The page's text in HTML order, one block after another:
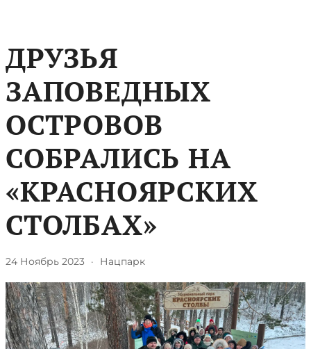
​ДРУЗЬЯ
ЗАПОВЕДНЫХ
ОСТРОВОВ
СОБРАЛИСЬ НА
«КРАСНОЯРСКИХ
СТОЛБАХ»
24 Ноябрь 2023 · Нацпарк